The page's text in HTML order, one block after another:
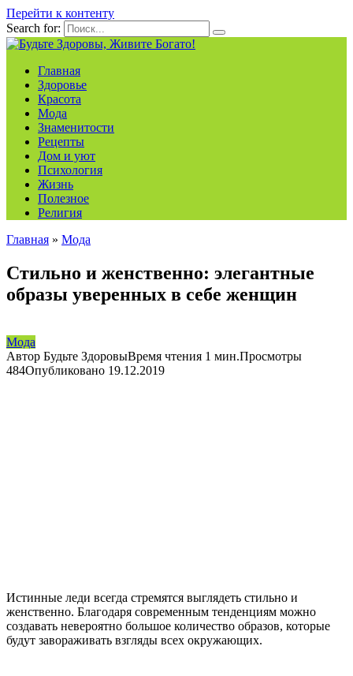
Перейти к контенту
Search for:
Главная
Здоровье
Красота
Мода
Знаменитости
Рецепты
Дом и уют
Психология
Жизнь
Полезное
Религия
Главная » Мода
Стильно и женственно: элегантные
образы уверенных в себе женщин
Мода
Автор Будьте ЗдоровыВремя чтения 1 мин.Просмотры
484Опубликовано 19.12.2019
Истинные леди всегда стремятся выглядеть стильно и
женственно. Благодаря современным тенденциям можно
создавать невероятно большое количество образов, которые
будут завораживать взгляды всех окружающих.